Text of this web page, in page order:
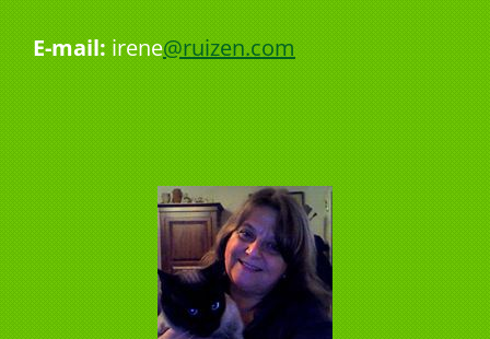
E-mail: irene@ruizen.com